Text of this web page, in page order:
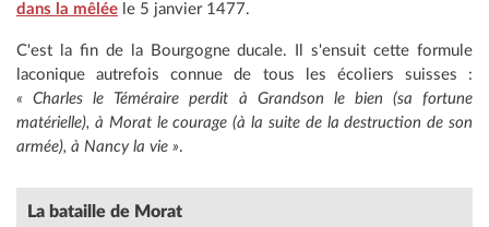
dans la mêlée le 5 janvier 1477.
C'est la fin de la Bourgogne ducale. Il s'ensuit cette formule
laconique autrefois connue de tous les écoliers suisses :
« Charles le Téméraire perdit à Grandson le bien (sa fortune
matérielle), à Morat le courage (à la suite de la destruction de son
armée), à Nancy la vie ».
La bataille de Morat